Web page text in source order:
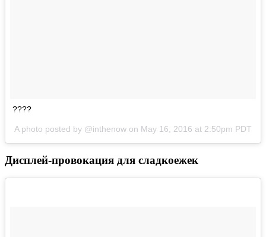
????
A photo posted by @inthenow on May 16, 2016 at 2:50pm PDT
Дисплей-провокация для сладкоежек